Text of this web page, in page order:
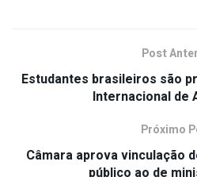
Post
Estudantes brasileiros são
Internacional de
Próximo
Câmara aprova vinculação
público ao de